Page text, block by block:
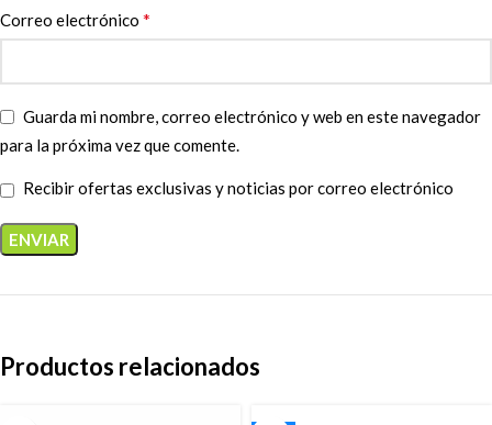
Correo electrónico *
Guarda mi nombre, correo electrónico y web en este navegador
para la próxima vez que comente.
Recibir ofertas exclusivas y noticias por correo electrónico
Productos relacionados